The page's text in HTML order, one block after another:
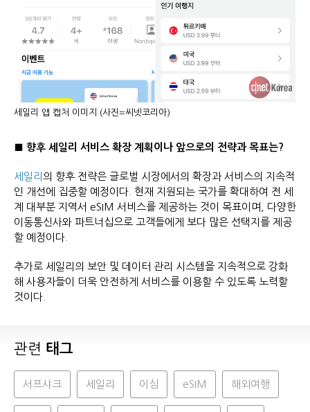
세일리 앱 캡처 이미지 (사진=씨넷코리아)
■ 향후 세일리 서비스 확장 계획이나 앞으로의 전략과 목표는?
세일리 의 향후 전략은 글로벌 시장에서의 확장과 서비스의 지속적
인 개선에 집중할 예정이다. 현재 지원되는 국가를 확대하여 전 세
계 대부분 지역서 eSIM 서비스를 제공하는 것이 목표이며, 다양한
이동통신사와 파트너십으로 고객들에게 보다 많은 선택지를 제공
할 예정이다.
추가로 세일리의 보안 및 데이터 관리 시스템을 지속적으로 강화
해 사용자들이 더욱 안전하게 서비스를 이용할 수 있도록 노력할
것이다.
관련 태그
서프샤크 세일리 이심 eSIM 해외여행